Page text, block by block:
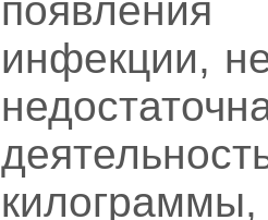
инфекции,
килограммы,